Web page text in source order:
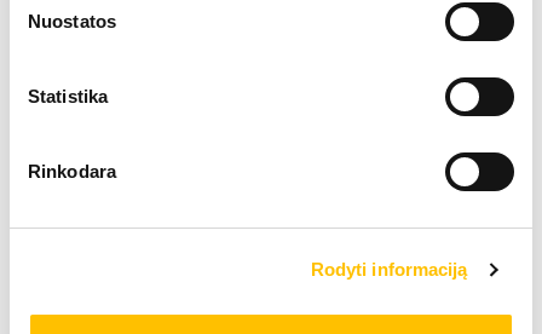
Nuostatos
Statistika
Rinkodara
Rodyti informaciją
Darbinis svoris
420
5.20